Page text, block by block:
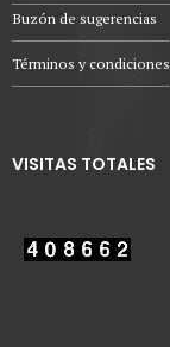
Buzón de sugerencias
Términos y condiciones
VISITAS TOTALES